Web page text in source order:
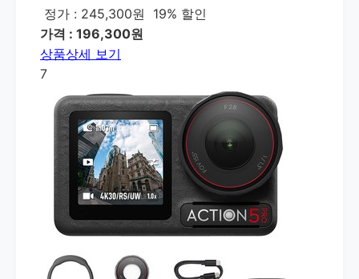
정가 : 245,300원
19% 할인
가격 : 196,300원
상품상세 보기
7